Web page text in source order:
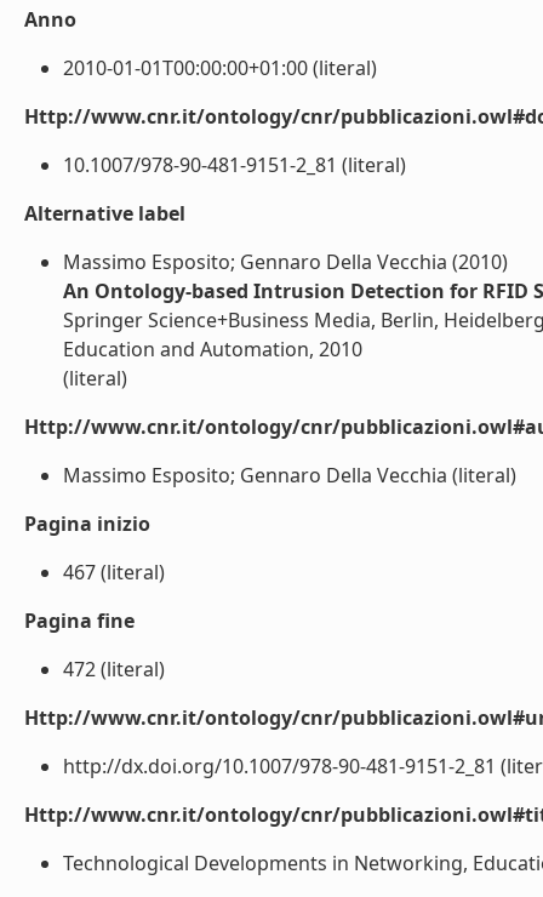
Anno
2010-01-01T00:00:00+01:00 (literal)
Http://www.cnr.it/ontology/cnr/
10.1007/978-90-481-9151-2_81 (literal)
Alternative label
Massimo Esposito; Gennaro Della Vecchia (2010)
An Ontology-based Intrusion Detection for RFID
Springer Science+Business Media, Berlin,
Education and Automation, 2010
(literal)
Http://www.cnr.it/ontology/cnr/
Massimo Esposito; Gennaro Della Vecchia (literal)
Pagina inizio
467 (literal)
Pagina fine
472 (literal)
Http://www.cnr.it/ontology/cnr/
http://dx.doi.org/10.1007/978-90-481-9151-2_81
Http://www.cnr.it/ontology/cnr/
Technological Developments in Networking,